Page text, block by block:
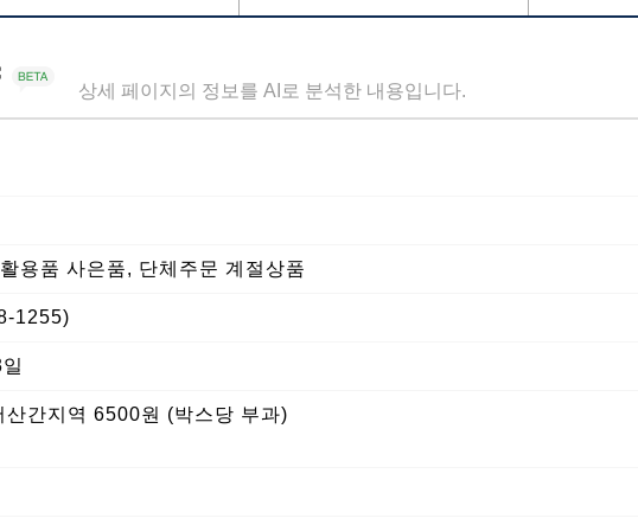
상세 페이지의 정보를 AI로 분석한 내용입니다.
용품 사은품, 단체주문 계절상품
1255)
간지역 6500원 (박스당 부과)